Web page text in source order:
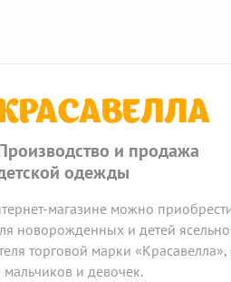
и продажа
одежды
магазине можно
новорожденных и детей
торговой марки
и девочек.